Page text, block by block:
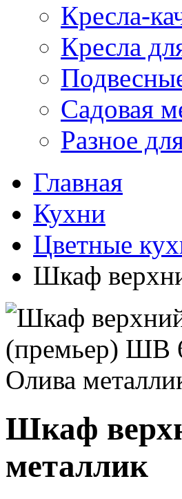
Кресла-
Кресла
Садовая
Разное
Главная
Кухни
Цветные
Шкаф
Шкаф
металлик